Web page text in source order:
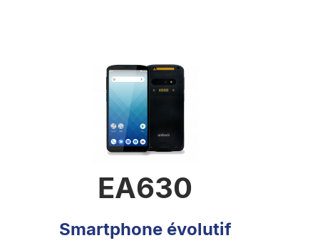
EA630
Smartphone évolutif